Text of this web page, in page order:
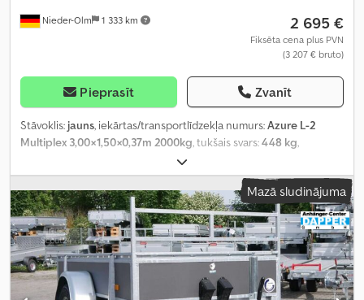
Nieder-Olm 1 333 km 2 695 €
Fiksēta cena plus PVN
(3 207 € bruto)
Pieprasīt Zvanīt
Stāvoklis: jauns, iekārtas/transportlīdzekļa numurs:Azure L-2
Multiplex 3,00×1,50×0,37m 2000kg, tukšais svars:448 kg,
, kopējais svars:
konfigurācija:2 asis, krautuves garums:3 030 mm, iekraušanas
vietas platums:1 490 mm, iekraušanas telpas augstums:370 mm,
Mazā sludinājuma